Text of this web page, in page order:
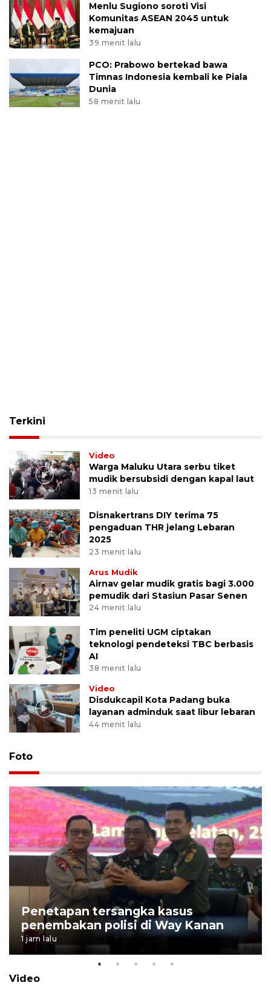
Menlu Sugiono soroti Visi
Komunitas ASEAN 2045 untuk
kemajuan
39 menit lalu
PCO: Prabowo bertekad bawa
Timnas Indonesia kembali ke Piala
Dunia
58 menit lalu
Terkini
Video
Warga Maluku Utara serbu tiket
mudik bersubsidi dengan kapal laut
13 menit lalu
Disnakertrans DIY terima 75
pengaduan THR jelang Lebaran
2025
23 menit lalu
Arus Mudik
Airnav gelar mudik gratis bagi 3.000
pemudik dari Stasiun Pasar Senen
24 menit lalu
Tim peneliti UGM ciptakan
teknologi pendeteksi TBC berbasis
AI
38 menit lalu
Video
Disdukcapil Kota Padang buka
layanan adminduk saat libur lebaran
44 menit lalu
Foto
Penetapan tersangka kasus
penembakan polisi di Way Kanan
1 jam lalu
Video